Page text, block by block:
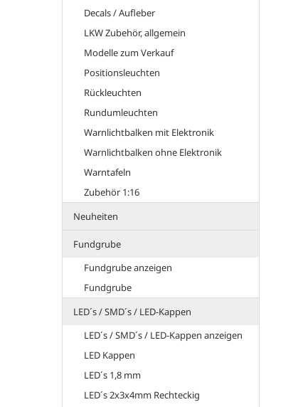
Decals / Aufleber
LKW Zubehör, allgemein
Modelle zum Verkauf
Positionsleuchten
Rückleuchten
Rundumleuchten
Warnlichtbalken mit Elektronik
Warnlichtbalken ohne Elektronik
Warntafeln
Zubehör 1:16
Neuheiten
Fundgrube
Fundgrube anzeigen
Fundgrube
LED´s / SMD´s / LED-Kappen
LED´s / SMD´s / LED-Kappen anzeigen
LED Kappen
LED´s 1,8 mm
LED´s 2x3x4mm Rechteckig